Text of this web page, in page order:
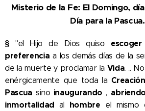
Misterio de la Fe: El Domingo,
Día para la
§"el Hijo de Dios quiso escoger
preferencia a los demás días de la
de la muerte y proclamar la Vida. ..
enérgicamente que toda la Creación
Pascua sino inaugurando , abriendo
inmortalidad al hombre el mismo